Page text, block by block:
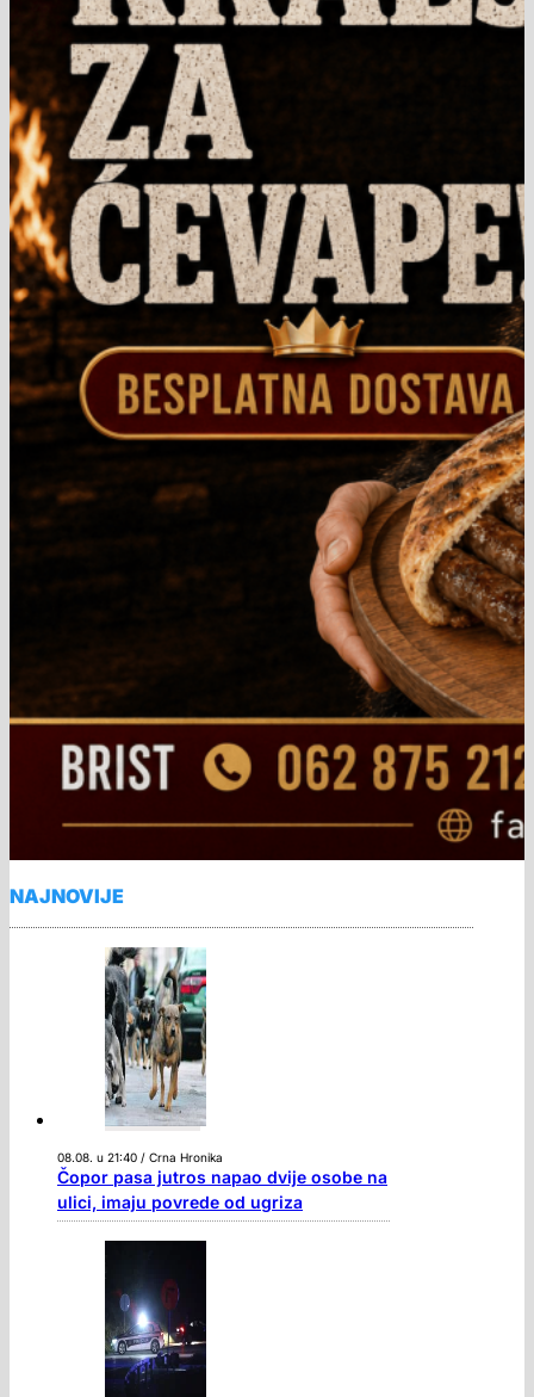
NAJNOVIJE
08.08. u 21:40 / Crna Hronika
Čopor pasa jutros napao dvije osobe na
ulici, imaju povrede od ugriza